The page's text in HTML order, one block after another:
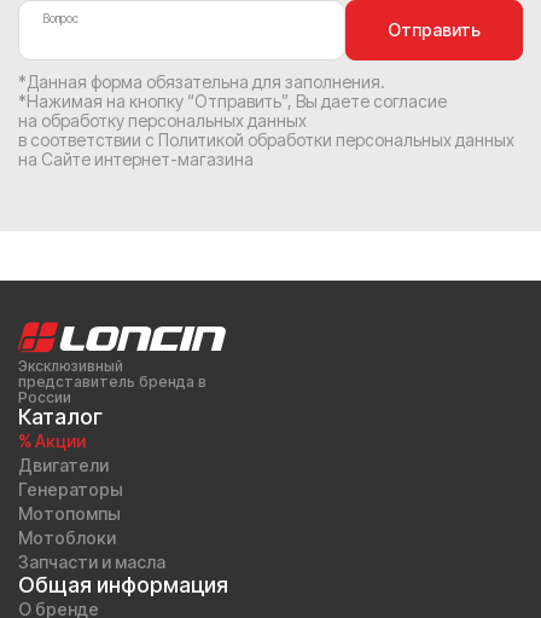
Вопрос
Отправить
*Данная форма обязательна для заполнения.
*Нажимая на кнопку “Отправить”, Вы даете согласие
на обработку персональных данных
в соответствии с Политикой обработки персональных данных
на Сайте интернет-магазина
Эксклюзивный
представитель бренда в
России
Каталог
% Акции
Двигатели
Генераторы
Мотопомпы
Мотоблоки
Запчасти и масла
Общая информация
О бренде